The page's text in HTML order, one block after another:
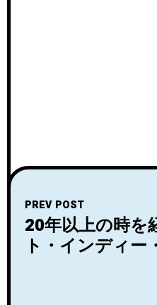
PREV POST
20年以上の時を
ト・インディー